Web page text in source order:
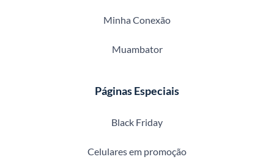
Minha Conexão
Muambator
Páginas Especiais
Black Friday
Celulares em promoção